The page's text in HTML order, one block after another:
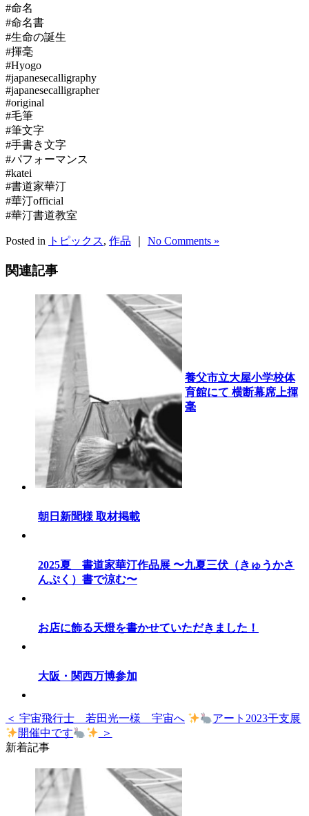
#命名
#命名書
#生命の誕生
#揮毫
#Hyogo
#japanesecalligraphy
#japanesecalligrapher
#original
#毛筆
#筆文字
#手書き文字
#パフォーマンス
#katei
#書道家華汀
#華汀official
#華汀書道教室
Posted in トピックス, 作品 No Comments »
関連記事
養父市立大屋小学校体
育館にて 横断幕席上揮
毫
朝日新聞様 取材掲載
2025夏 書道家華汀作品展 〜九夏三伏（きゅうかさ
んぷく）書で涼む〜
お店に飾る天燈を書かせていただきました！
大阪・関西万博参加
＜ 宇宙飛行士 若田光一様 宇宙へ
アート2023干支展
開催中です
＞
新着記事